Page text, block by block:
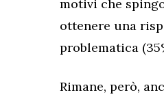
motivi che
ottenere una
problematica
Rimane, però,